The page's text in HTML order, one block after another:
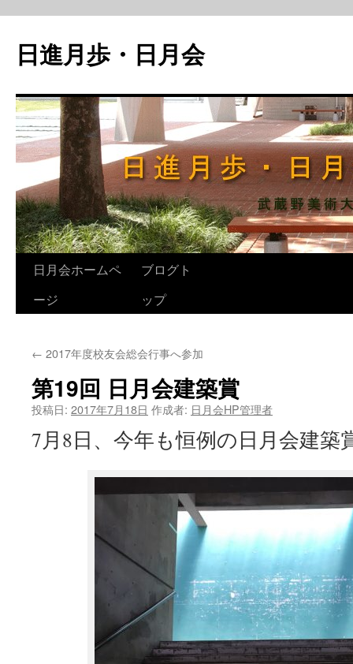
日進月歩・日月会
ン
ン
ツ
へ
日月会ホームペ
ージ
ブログト
ップ
← 2017年度校友会総会行事へ参加
第19回 日月会建築賞
投稿日: 2017年7月18日 作成者: 日月会HP管理者
7月8日、今年も恒例の日月会建築